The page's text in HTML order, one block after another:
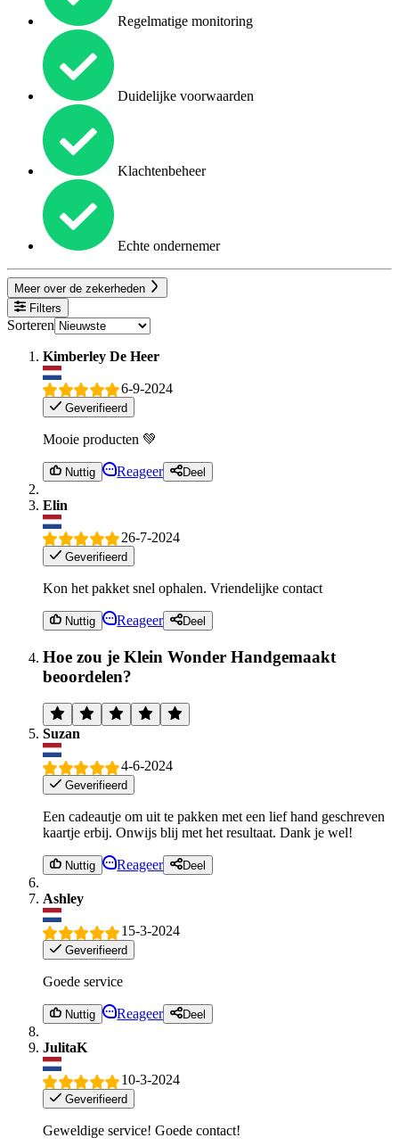
Regelmatige monitoring
Duidelijke voorwaarden
Klachtenbeheer
Echte ondernemer
Meer over de zekerheden
Filters
Sorteren
Kimberley De Heer
6-9-2024
Geverifieerd
Mooie producten 💚
Nuttig Reageer Deel
Elin
26-7-2024
Geverifieerd
Kon het pakket snel ophalen. Vriendelijke contact
Nuttig Reageer Deel
Hoe zou je Klein Wonder Handgemaakt
beoordelen?
Suzan
4-6-2024
Geverifieerd
Een cadeautje om uit te pakken met een lief hand geschreven
kaartje erbij. Onwijs blij met het resultaat. Dank je wel!
Nuttig Reageer Deel
Ashley
15-3-2024
Geverifieerd
Goede service
Nuttig Reageer Deel
JulitaK
10-3-2024
Geverifieerd
Geweldige service! Goede contact!